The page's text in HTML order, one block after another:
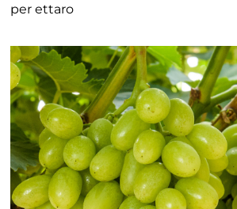
per ettaro